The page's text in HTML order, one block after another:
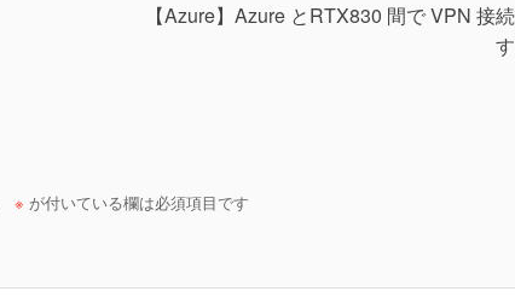
【Azure】Azure とRTX830 間で VPN 接
※ が付いている欄は必須項目です